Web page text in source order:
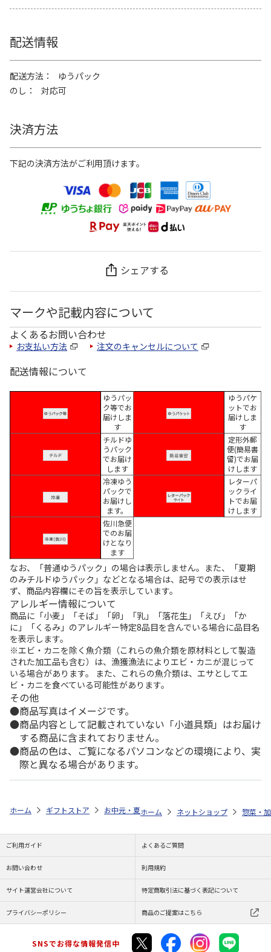
配送情報
配送方法
ゆうパック
のし
対応可
決済方法
下記の決済方法がご利用頂けます。
シェアする
マークや記載内容について
よくあるお問い合わせ
お支払い方法 注文のキャンセルについて
配送情報について
ゆうパッ
ク等でお
届けしま
す
ゆうパケ
ットでお
届けしま
す
チルドゆ
うパック
でお届け
します
定形外郵
便(簡易書
留)でお届
けします
冷凍ゆう
パックで
お届けし
ます。
レターパ
ックライ
トでお届
けします
佐川急便
でのお届
けとなり
ます
なお、「普通ゆうパック」の場合は表示しません。また、「夏期
のみチルドゆうパック」などとなる場合は、記号での表示はせ
ず、商品内容欄にその旨を表示しています。
アレルギー情報について
商品に「小麦」「そば」「卵」「乳」「落花生」「えび」「か
に」「くるみ」のアレルギー特定8品目を含んでいる場合に品目名
を表示します。
※エビ・カニを除く魚介類（これらの魚介類を原材料として製造
された加工品も含む）は、漁獲漁法によりエビ・カニが混じって
いる場合があります。 また、これらの魚介類は、エサとしてエ
ビ・カニを食べている可能性があります。
その他
商品写真はイメージです。
商品内容として記載されていない「小道具類」はお届け
する商品に含まれておりません。
商品の色は、ご覧になるパソコンなどの環境により、実
際と異なる場合があります。
ホーム ギフトストア お中元・夏ギフト特集 2026 ゆうゆうギフト
ホーム ネットショップ 惣菜・
ご利用ガイド よくあるご質問
お問い合わせ 利用規約
サイト運営会社について 特定商取引法に基づく表記について
プライバシーポリシー 商品のご提案はこちら
SNSでお得な情報発信中